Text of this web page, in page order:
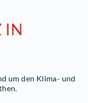
IN
um den Klima- und